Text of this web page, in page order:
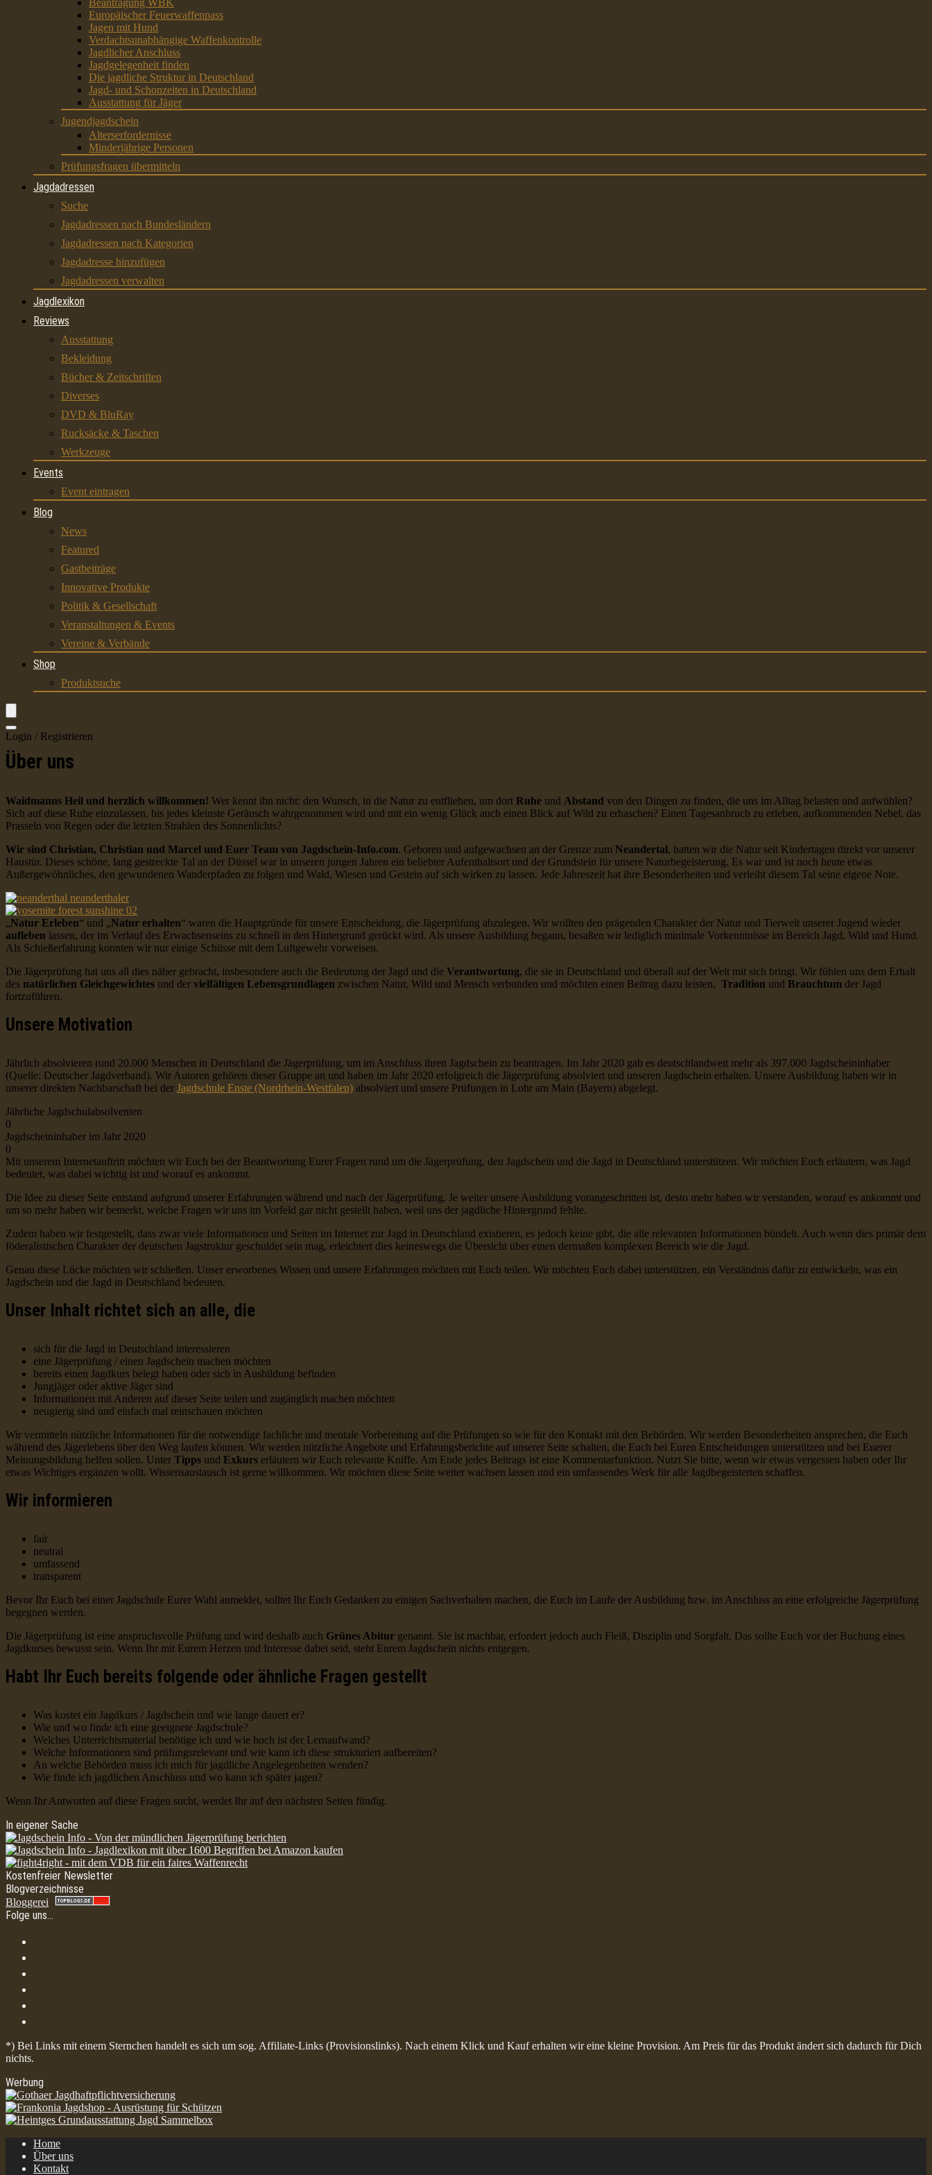
Beantragung WBK
Europäischer Feuerwaffenpass
Jagen mit Hund
Verdachtsunabhängige Waffenkontrolle
Jagdlicher Anschluss
Jagdgelegenheit finden
Die jagdliche Struktur in Deutschland
Jagd- und Schonzeiten in Deutschland
Ausstattung für Jäger
Jugendjagdschein
Alterserfordernisse
Minderjährige Personen
Prüfungsfragen übermitteln
Jagdadressen
Suche
Jagdadressen nach Bundesländern
Jagdadressen nach Kategorien
Jagdadresse hinzufügen
Jagdadressen verwalten
Jagdlexikon
Reviews
Ausstattung
Bekleidung
Bücher & Zeitschriften
Diverses
DVD & BluRay
Rucksäcke & Taschen
Werkzeuge
Events
Event eintragen
Blog
News
Featured
Gastbeiträge
Innovative Produkte
Politik & Gesellschaft
Veranstaltungen & Events
Vereine & Verbände
Shop
Produktsuche
Login / Registrieren
Über uns
Waidmanns Heil und herzlich willkommen! Wer kennt ihn nicht: den Wunsch, in die Natur zu entfliehen, um dort Ruhe und Abstand von den Dingen zu finden, die uns im Alltag belasten und aufwühlen?
Sich auf diese Ruhe einzulassen, bis jedes kleinste Geräusch wahrgenommen wird und mit ein wenig Glück auch einen Blick auf Wild zu erhaschen? Einen Tagesanbruch zu erleben, aufkommenden Nebel, das
Prasseln von Regen oder die letzten Strahlen des Sonnenlichts?
Wir sind Christian, Christian und Marcel und Euer Team von Jagdschein-Info.com. Geboren und aufgewachsen an der Grenze zum Neandertal, hatten wir die Natur seit Kindertagen direkt vor unserer
Haustür. Dieses schöne, lang gestreckte Tal an der Düssel war in unseren jungen Jahren ein beliebter Aufenthaltsort und der Grundstein für unsere Naturbegeisterung. Es war und ist noch heute etwas
Außergewöhnliches, den gewundenen Wanderpfaden zu folgen und Wald, Wiesen und Gestein auf sich wirken zu lassen. Jede Jahreszeit hat ihre Besonderheiten und verleiht diesem Tal seine eigene Note.
„Natur Erleben“ und „Natur erhalten“ waren die Hauptgründe für unsere Entscheidung, die Jägerprüfung abzulegen. Wir wollten den prägenden Charakter der Natur und Tierwelt unserer Jugend wieder
aufleben lassen, der im Verlauf des Erwachsenseins zu schnell in den Hintergrund gerückt wird. Als unsere Ausbildung begann, besaßen wir lediglich minimale Vorkenntnisse im Bereich Jagd, Wild und Hund.
Als Schießerfahrung konnten wir nur einige Schüsse mit dem Luftgewehr vorweisen.
Die Jägerprüfung hat uns all dies näher gebracht, insbesondere auch die Bedeutung der Jagd und die Verantwortung, die sie in Deutschland und überall auf der Welt mit sich bringt. Wir fühlen uns dem Erhalt
des natürlichen Gleichgewichtes und der vielfältigen Lebensgrundlagen zwischen Natur, Wild und Mensch verbunden und möchten einen Beitrag dazu leisten, Tradition und Brauchtum der Jagd
fortzuführen.
Unsere Motivation
Jährlich absolvieren rund 20.000 Menschen in Deutschland die Jägerprüfung, um im Anschluss ihren Jagdschein zu beantragen. Im Jahr 2020 gab es deutschlandweit mehr als 397.000 Jagdscheininhaber
(Quelle: Deutscher Jagdverband). Wir Autoren gehören dieser Gruppe an und haben im Jahr 2020 erfolgreich die Jägerprüfung absolviert und unseren Jagdschein erhalten. Unsere Ausbildung haben wir in
unserer direkten Nachbarschaft bei der Jagdschule Enste (Nordrhein-Westfalen) absolviert und unsere Prüfungen in Lohr am Main (Bayern) abgelegt.
Jährliche Jagdschulabsolventen
0
Jagdscheininhaber im Jahr 2020
0
Mit unserem Internetauftritt möchten wir Euch bei der Beantwortung Eurer Fragen rund um die Jägerprüfung, den Jagdschein und die Jagd in Deutschland unterstützen. Wir möchten Euch erläutern, was Jagd
bedeutet, was dabei wichtig ist und worauf es ankommt.
Die Idee zu dieser Seite entstand aufgrund unserer Erfahrungen während und nach der Jägerprüfung. Je weiter unsere Ausbildung vorangeschritten ist, desto mehr haben wir verstanden, worauf es ankommt und
um so mehr haben wir bemerkt, welche Fragen wir uns im Vorfeld gar nicht gestellt haben, weil uns der jagdliche Hintergrund fehlte.
Zudem haben wir festgestellt, dass zwar viele Informationen und Seiten im Internet zur Jagd in Deutschland existieren, es jedoch keine gibt, die alle relevanten Informationen bündelt. Auch wenn dies primär dem
föderalistischen Charakter der deutschen Jagstruktur geschuldet sein mag, erleichtert dies keineswegs die Übersicht über einen dermaßen komplexen Bereich wie die Jagd.
Genau diese Lücke möchten wir schließen. Unser erworbenes Wissen und unsere Erfahrungen möchten mit Euch teilen. Wir möchten Euch dabei unterstützen, ein Verständnis dafür zu entwickeln, was ein
Jagdschein und die Jagd in Deutschland bedeuten.
Unser Inhalt richtet sich an alle, die
sich für die Jagd in Deutschland interessieren
eine Jägerprüfung / einen Jagdschein machen möchten
bereits einen Jagdkurs belegt haben oder sich in Ausbildung befinden
Jungjäger oder aktive Jäger sind
Informationen mit Anderen auf dieser Seite teilen und zugänglich machen möchten
neugierig sind und einfach mal reinschauen möchten
Wir vermitteln nützliche Informationen für die notwendige fachliche und mentale Vorbereitung auf die Prüfungen so wie für den Kontakt mit den Behörden. Wir werden Besonderheiten ansprechen, die Euch
während des Jägerlebens über den Weg laufen können. Wir werden nützliche Angebote und Erfahrungsberichte auf unserer Seite schalten, die Euch bei Euren Entscheidungen unterstützen und bei Euerer
Meinungsbildung helfen sollen. Unter Tipps und Exkurs erläutern wir Euch relevante Kniffe. Am Ende jedes Beitrags ist eine Kommentarfunktion. Nutzt Sie bitte, wenn wir etwas vergessen haben oder Ihr
etwas Wichtiges ergänzen wollt. Wissensaustausch ist gerne willkommen. Wir möchten diese Seite weiter wachsen lassen und ein umfassendes Werk für alle Jagdbegeisterten schaffen.
Wir informieren
fair
neutral
umfassend
transparent
Bevor Ihr Euch bei einer Jagdschule Eurer Wahl anmeldet, solltet Ihr Euch Gedanken zu einigen Sachverhalten machen, die Euch im Laufe der Ausbildung bzw. im Anschluss an eine erfolgreiche Jägerprüfung
begegnen werden.
Die Jägerprüfung ist eine anspruchsvolle Prüfung und wird deshalb auch Grünes Abitur genannt. Sie ist machbar, erfordert jedoch auch Fleiß, Disziplin und Sorgfalt. Das sollte Euch vor der Buchung eines
Jagdkurses bewusst sein. Wenn Ihr mit Eurem Herzen und Interesse dabei seid, steht Eurem Jagdschein nichts entgegen.
Habt Ihr Euch bereits folgende oder ähnliche Fragen gestellt
Was kostet ein Jagdkurs / Jagdschein und wie lange dauert er?
Wie und wo finde ich eine geeignete Jagdschule?
Welches Unterrichtsmaterial benötige ich und wie hoch ist der Lernaufwand?
Welche Informationen sind prüfungsrelevant und wie kann ich diese strukturiert aufbereiten?
An welche Behörden muss ich mich für jagdliche Angelegenheiten wenden?
Wie finde ich jagdlichen Anschluss und wo kann ich später jagen?
Wenn Ihr Antworten auf diese Fragen sucht, werdet Ihr auf den nächsten Seiten fündig.
In eigener Sache
Kostenfreier Newsletter
Blogverzeichnisse
Bloggerei
Folge uns…
*) Bei Links mit einem Sternchen handelt es sich um sog. Affiliate-Links (Provisionslinks). Nach einem Klick und Kauf erhalten wir eine kleine Provision. Am Preis für das Produkt ändert sich dadurch für Dich
nichts.
Werbung
Home
Über uns
Kontakt